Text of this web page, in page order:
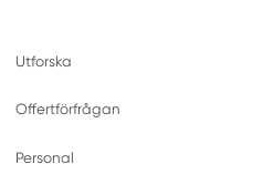
Utforska
Offertförfrågan
Personal